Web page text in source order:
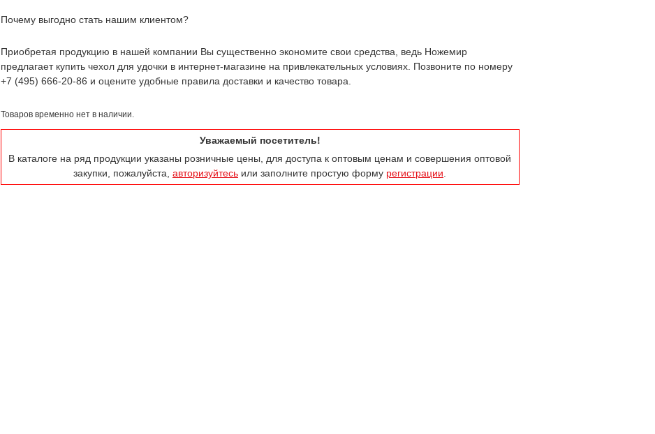
Почему выгодно стать нашим клиентом?
Приобретая продукцию в нашей компании Вы существенно экономите свои средства, ведь Ножемир
предлагает купить чехол для удочки в интернет-магазине на привлекательных условиях. Позвоните по номеру
+7 (495) 666-20-86 и оцените удобные правила доставки и качество товара.
Товаров временно нет в наличии.
Уважаемый посетитель!
В каталоге на ряд продукции указаны розничные цены, для доступа к оптовым ценам и совершения оптовой
закупки, пожалуйста, авторизуйтесь или заполните простую форму регистрации